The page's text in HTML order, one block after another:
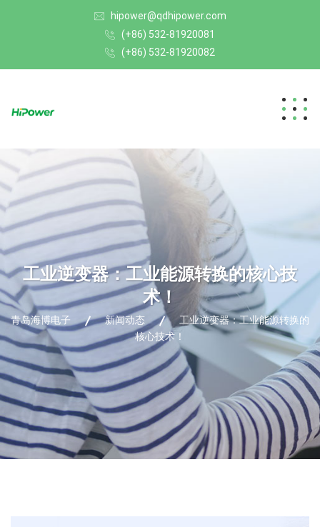
hipower@qdhipower.com
(+86) 532-81920081
(+86) 532-81920082
工业逆变器：工业能源转换的核心技
术！
青岛海博电子 新闻动态
工业逆变器：工业能源转换的
核心技术！